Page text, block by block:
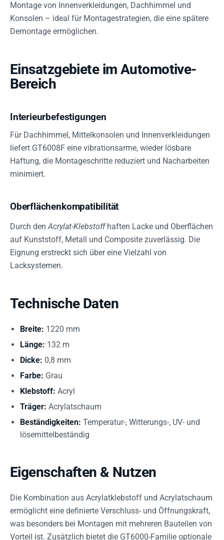
Montage von Innenverkleidungen, Dachhimmel und
Konsolen – ideal für Montagestrategien, die eine spätere
Demontage ermöglichen.
Einsatzgebiete im Automotive-
Bereich
Interieurbefestigungen
Für Dachhimmel, Mittelkonsolen und Innenverkleidungen
liefert GT6008F eine vibrationsarme, wieder lösbare
Haftung, die Montageschritte reduziert und Nacharbeiten
minimiert.
Oberflächenkompatibilität
Durch denAcrylat-Klebstoffhaften Lacke und Oberflächen
auf Kunststoff, Metall und Composite zuverlässig. Die
Eignung erstreckt sich über eine Vielzahl von
Lacksystemen.
Technische Daten
Breite: 1220 mm
Länge: 132 m
Dicke: 0,8 mm
Farbe: Grau
Klebstoff: Acryl
Träger: Acrylatschaum
Beständigkeiten: Temperatur-, Witterungs-, UV- und
lösemittelbeständig
Eigenschaften & Nutzen
Die Kombination aus Acrylatklebstoff und Acrylatschaum
ermöglicht eine definierte Verschluss- und Öffnungskraft,
was besonders bei Montagen mit mehreren Bauteilen von
Vorteil ist. Zusätzlich bietet die GT6000-Familie optionale